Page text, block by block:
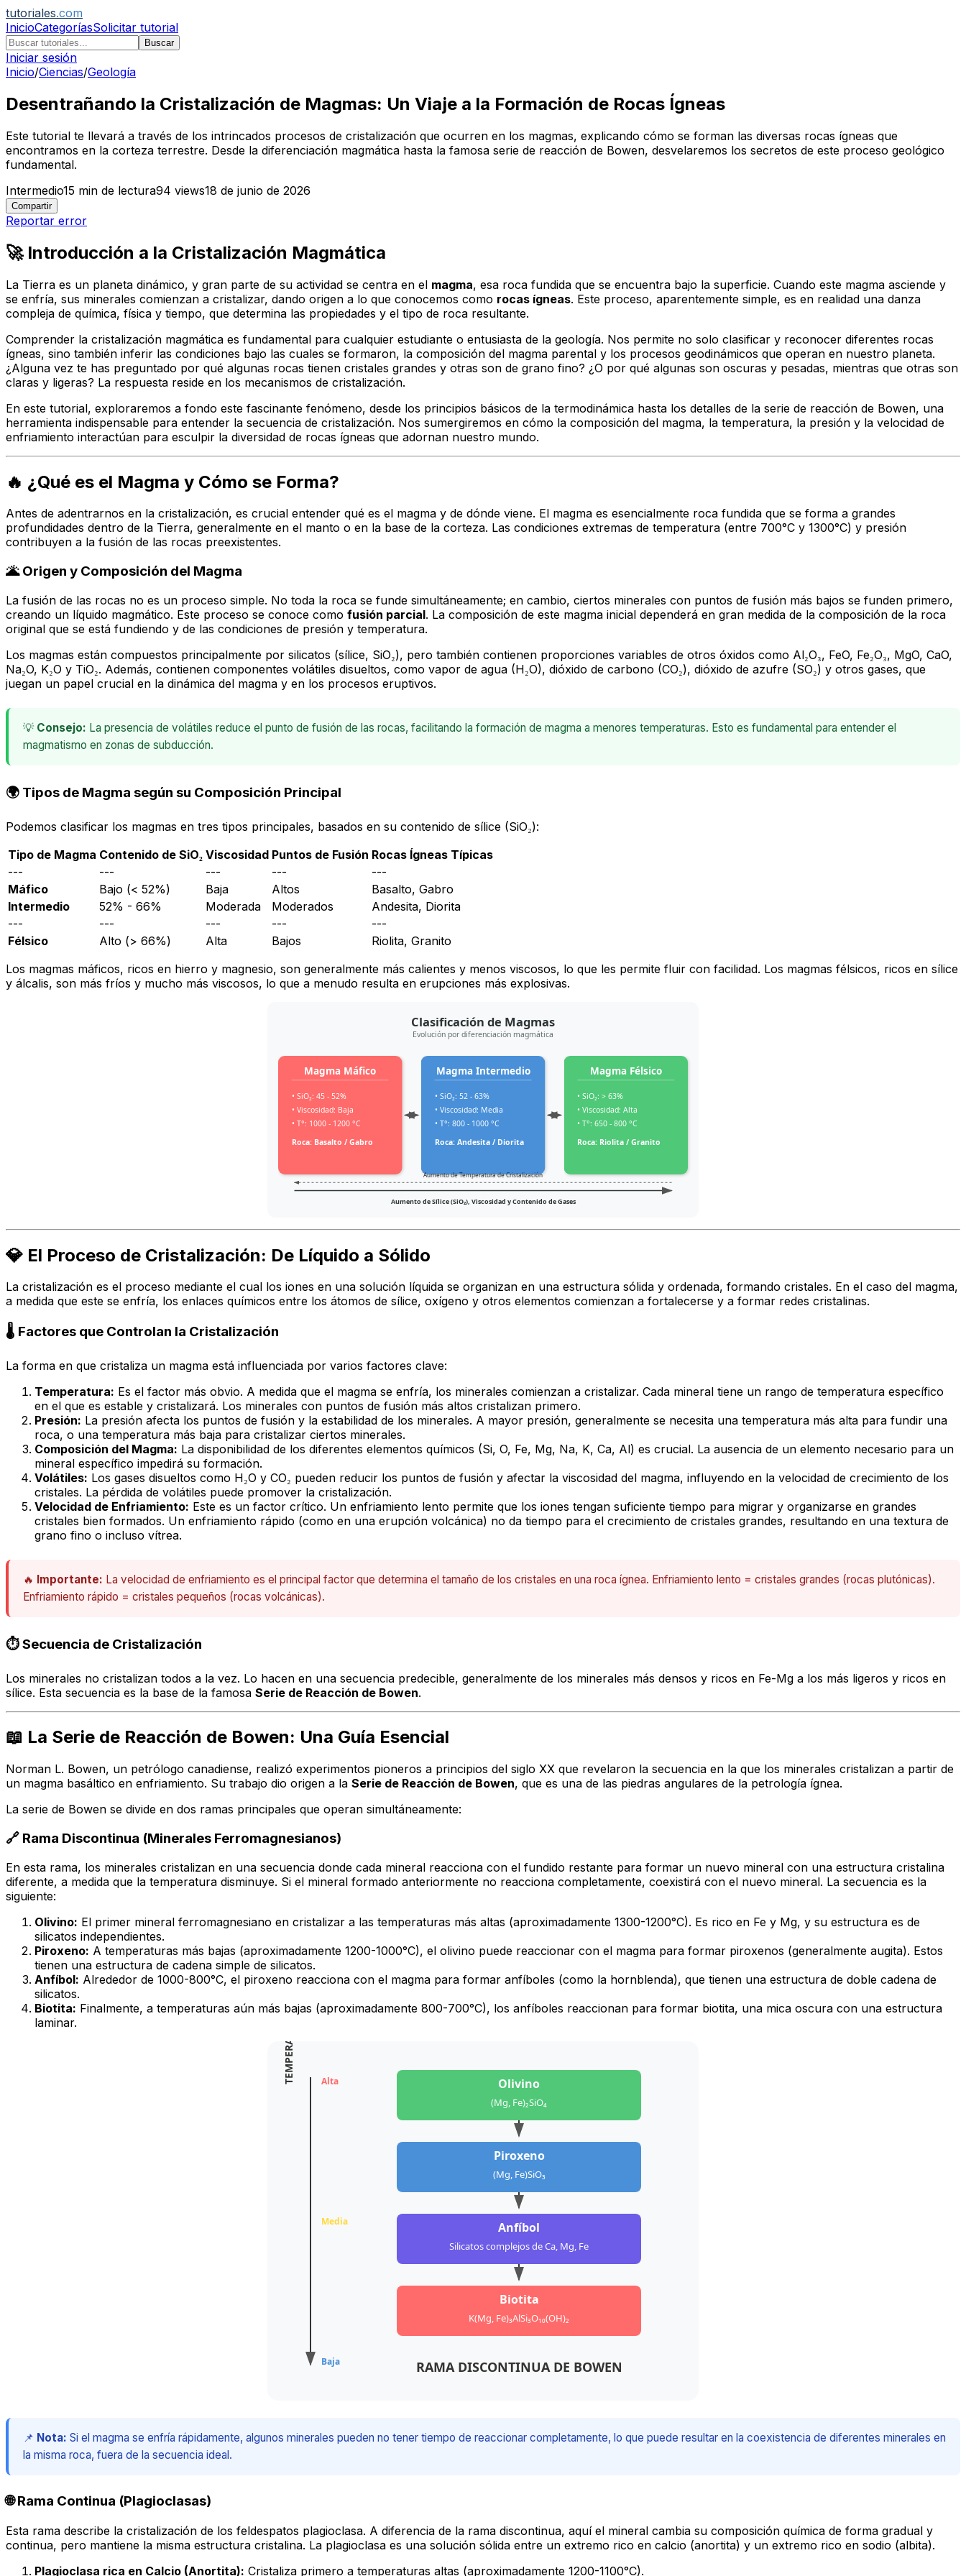
tutoriales.com
InicioCategoríasSolicitar tutorial
Buscar
Iniciar sesión
Inicio/Ciencias/Geología
Desentrañando la Cristalización de Magmas: Un Viaje a la Formación de Rocas Ígneas
Este tutorial te llevará a través de los intrincados procesos de cristalización que ocurren en los magmas, explicando cómo se forman las diversas rocas ígneas que
encontramos en la corteza terrestre. Desde la diferenciación magmática hasta la famosa serie de reacción de Bowen, desvelaremos los secretos de este proceso geológico
fundamental.
Intermedio15 min de lectura94 views18 de junio de 2026
Compartir
Reportar error
🚀 Introducción a la Cristalización Magmática
La Tierra es un planeta dinámico, y gran parte de su actividad se centra en el magma, esa roca fundida que se encuentra bajo la superficie. Cuando este magma asciende y
se enfría, sus minerales comienzan a cristalizar, dando origen a lo que conocemos como rocas ígneas. Este proceso, aparentemente simple, es en realidad una danza
compleja de química, física y tiempo, que determina las propiedades y el tipo de roca resultante.
Comprender la cristalización magmática es fundamental para cualquier estudiante o entusiasta de la geología. Nos permite no solo clasificar y reconocer diferentes rocas
ígneas, sino también inferir las condiciones bajo las cuales se formaron, la composición del magma parental y los procesos geodinámicos que operan en nuestro planeta.
¿Alguna vez te has preguntado por qué algunas rocas tienen cristales grandes y otras son de grano fino? ¿O por qué algunas son oscuras y pesadas, mientras que otras son
claras y ligeras? La respuesta reside en los mecanismos de cristalización.
En este tutorial, exploraremos a fondo este fascinante fenómeno, desde los principios básicos de la termodinámica hasta los detalles de la serie de reacción de Bowen, una
herramienta indispensable para entender la secuencia de cristalización. Nos sumergiremos en cómo la composición del magma, la temperatura, la presión y la velocidad de
enfriamiento interactúan para esculpir la diversidad de rocas ígneas que adornan nuestro mundo.
🔥 ¿Qué es el Magma y Cómo se Forma?
Antes de adentrarnos en la cristalización, es crucial entender qué es el magma y de dónde viene. El magma es esencialmente roca fundida que se forma a grandes
profundidades dentro de la Tierra, generalmente en el manto o en la base de la corteza. Las condiciones extremas de temperatura (entre 700°C y 1300°C) y presión
contribuyen a la fusión de las rocas preexistentes.
🌋 Origen y Composición del Magma
La fusión de las rocas no es un proceso simple. No toda la roca se funde simultáneamente; en cambio, ciertos minerales con puntos de fusión más bajos se funden primero,
creando un líquido magmático. Este proceso se conoce como fusión parcial. La composición de este magma inicial dependerá en gran medida de la composición de la roca
original que se está fundiendo y de las condiciones de presión y temperatura.
Los magmas están compuestos principalmente por silicatos (sílice, SiO₂), pero también contienen proporciones variables de otros óxidos como Al₂O₃, FeO, Fe₂O₃, MgO, CaO,
Na₂O, K₂O y TiO₂. Además, contienen componentes volátiles disueltos, como vapor de agua (H₂O), dióxido de carbono (CO₂), dióxido de azufre (SO₂) y otros gases, que
juegan un papel crucial en la dinámica del magma y en los procesos eruptivos.
💡 Consejo: La presencia de volátiles reduce el punto de fusión de las rocas, facilitando la formación de magma a menores temperaturas. Esto es fundamental para entender el
magmatismo en zonas de subducción.
🌍 Tipos de Magma según su Composición Principal
Podemos clasificar los magmas en tres tipos principales, basados en su contenido de sílice (SiO₂):
Tipo de Magma Contenido de SiO₂ Viscosidad Puntos de Fusión Rocas Ígneas Típicas
---
--- --- ---
---
Máfico
Bajo (< 52%) Baja Altos
Basalto, Gabro
Intermedio
52% - 66% Moderada Moderados
Andesita, Diorita
---
--- --- ---
---
Félsico
Alto (> 66%) Alta Bajos
Riolita, Granito
Los magmas máficos, ricos en hierro y magnesio, son generalmente más calientes y menos viscosos, lo que les permite fluir con facilidad. Los magmas félsicos, ricos en sílice
y álcalis, son más fríos y mucho más viscosos, lo que a menudo resulta en erupciones más explosivas.
Clasificación de Magmas
Evolución por diferenciación magmática
Magma Máfico
• SiO₂: 45 - 52%
• Viscosidad: Baja
• T°: 1000 - 1200 °C
Roca: Basalto / Gabro
Magma Intermedio
• SiO₂: 52 - 63%
• Viscosidad: Media
• T°: 800 - 1000 °C
Roca: Andesita / Diorita
Magma Félsico
• SiO₂: > 63%
• Viscosidad: Alta
• T°: 650 - 800 °C
Roca: Riolita / Granito
Aumento de Sílice (SiO₂), Viscosidad y Contenido de Gases
Aumento de Temperatura de Cristalización
💎 El Proceso de Cristalización: De Líquido a Sólido
La cristalización es el proceso mediante el cual los iones en una solución líquida se organizan en una estructura sólida y ordenada, formando cristales. En el caso del magma,
a medida que este se enfría, los enlaces químicos entre los átomos de sílice, oxígeno y otros elementos comienzan a fortalecerse y a formar redes cristalinas.
🌡️ Factores que Controlan la Cristalización
La forma en que cristaliza un magma está influenciada por varios factores clave:
Temperatura: Es el factor más obvio. A medida que el magma se enfría, los minerales comienzan a cristalizar. Cada mineral tiene un rango de temperatura específico
en el que es estable y cristalizará. Los minerales con puntos de fusión más altos cristalizan primero.
Presión: La presión afecta los puntos de fusión y la estabilidad de los minerales. A mayor presión, generalmente se necesita una temperatura más alta para fundir una
roca, o una temperatura más baja para cristalizar ciertos minerales.
Composición del Magma: La disponibilidad de los diferentes elementos químicos (Si, O, Fe, Mg, Na, K, Ca, Al) es crucial. La ausencia de un elemento necesario para un
mineral específico impedirá su formación.
Volátiles: Los gases disueltos como H₂O y CO₂ pueden reducir los puntos de fusión y afectar la viscosidad del magma, influyendo en la velocidad de crecimiento de los
cristales. La pérdida de volátiles puede promover la cristalización.
Velocidad de Enfriamiento: Este es un factor crítico. Un enfriamiento lento permite que los iones tengan suficiente tiempo para migrar y organizarse en grandes
cristales bien formados. Un enfriamiento rápido (como en una erupción volcánica) no da tiempo para el crecimiento de cristales grandes, resultando en una textura de
grano fino o incluso vítrea.
🔥 Importante: La velocidad de enfriamiento es el principal factor que determina el tamaño de los cristales en una roca ígnea. Enfriamiento lento = cristales grandes (rocas plutónicas).
Enfriamiento rápido = cristales pequeños (rocas volcánicas).
⏱️ Secuencia de Cristalización
Los minerales no cristalizan todos a la vez. Lo hacen en una secuencia predecible, generalmente de los minerales más densos y ricos en Fe-Mg a los más ligeros y ricos en
sílice. Esta secuencia es la base de la famosa Serie de Reacción de Bowen.
📖 La Serie de Reacción de Bowen: Una Guía Esencial
Norman L. Bowen, un petrólogo canadiense, realizó experimentos pioneros a principios del siglo XX que revelaron la secuencia en la que los minerales cristalizan a partir de
un magma basáltico en enfriamiento. Su trabajo dio origen a la Serie de Reacción de Bowen, que es una de las piedras angulares de la petrología ígnea.
La serie de Bowen se divide en dos ramas principales que operan simultáneamente:
🔗 Rama Discontinua (Minerales Ferromagnesianos)
En esta rama, los minerales cristalizan en una secuencia donde cada mineral reacciona con el fundido restante para formar un nuevo mineral con una estructura cristalina
diferente, a medida que la temperatura disminuye. Si el mineral formado anteriormente no reacciona completamente, coexistirá con el nuevo mineral. La secuencia es la
siguiente:
Olivino: El primer mineral ferromagnesiano en cristalizar a las temperaturas más altas (aproximadamente 1300-1200°C). Es rico en Fe y Mg, y su estructura es de
silicatos independientes.
Piroxeno: A temperaturas más bajas (aproximadamente 1200-1000°C), el olivino puede reaccionar con el magma para formar piroxenos (generalmente augita). Estos
tienen una estructura de cadena simple de silicatos.
Anfíbol: Alrededor de 1000-800°C, el piroxeno reacciona con el magma para formar anfíboles (como la hornblenda), que tienen una estructura de doble cadena de
silicatos.
Biotita: Finalmente, a temperaturas aún más bajas (aproximadamente 800-700°C), los anfíboles reaccionan para formar biotita, una mica oscura con una estructura
laminar.
TEMPERATURA Alta
Media
Baja
Olivino
(Mg, Fe)₂SiO₄
Piroxeno
(Mg, Fe)SiO₃
Anfíbol
Silicatos complejos de Ca, Mg, Fe
Biotita
K(Mg, Fe)₃AlSi₃O₁₀(OH)₂
RAMA DISCONTINUA DE BOWEN
📌 Nota: Si el magma se enfría rápidamente, algunos minerales pueden no tener tiempo de reaccionar completamente, lo que puede resultar en la coexistencia de diferentes minerales en
la misma roca, fuera de la secuencia ideal.
🌐 Rama Continua (Plagioclasas)
Esta rama describe la cristalización de los feldespatos plagioclasa. A diferencia de la rama discontinua, aquí el mineral cambia su composición química de forma gradual y
continua, pero mantiene la misma estructura cristalina. La plagioclasa es una solución sólida entre un extremo rico en calcio (anortita) y un extremo rico en sodio (albita).
Plagioclasa rica en Calcio (Anortita): Cristaliza primero a temperaturas altas (aproximadamente 1200-1100°C).